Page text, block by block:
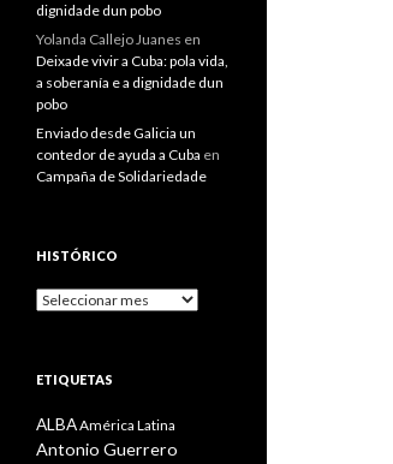
dignidade dun pobo
Yolanda Callejo Juanes en
Deixade vivir a Cuba: pola vida,
a soberanía e a dignidade dun
pobo
Enviado desde Galicia un
contedor de ayuda a Cuba en
Campaña de Solidariedade
HISTÓRICO
Histórico
ETIQUETAS
ALBAAmérica Latina
Antonio Guerrero